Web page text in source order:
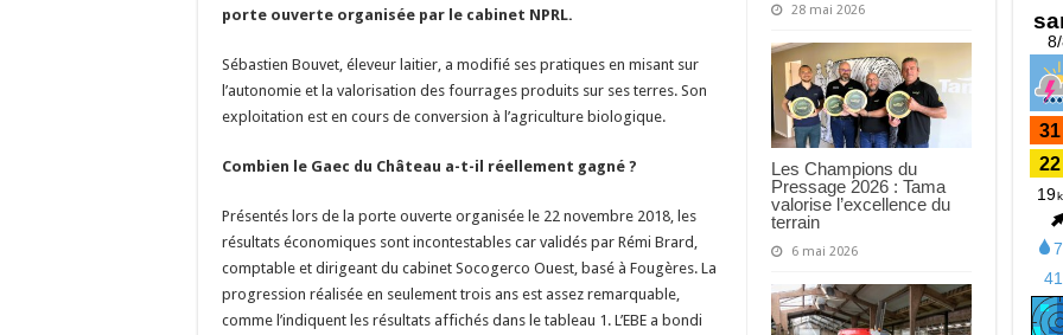
28 mai 2026
Les Champions du
Pressage 2026 : Tama
valorise l’excellence du
terrain
6 mai 2026
porte ouverte organisée par le cabinet NPRL.
Sébastien Bouvet, éleveur laitier, a modifié ses pratiques en misant sur
l’autonomie et la valorisation des fourrages produits sur ses terres. Son
exploitation est en cours de conversion à l’agriculture biologique.
Combien le Gaec du Château a-t-il réellement gagné ?
Présentés lors de la porte ouverte organisée le 22 novembre 2018, les
résultats économiques sont incontestables car validés par Rémi Brard,
comptable et dirigeant du cabinet Socogerco Ouest, basé à Fougères. La
progression réalisée en seulement trois ans est assez remarquable,
comme l’indiquent les résultats affichés dans le tableau 1. L’EBE a bondi